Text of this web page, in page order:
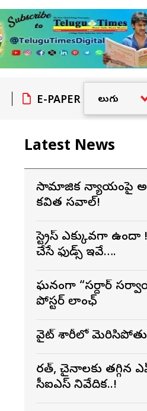
E-PAPER
Latest News
సామాజిక న్యాయంపై
కవిత సవాల్!
స్ట్రెస్ ఎక్కువగా ఉందా
చేసే ఫుడ్స్ ఇవే….
ఘనంగా “సర్దార్
పోస్టర్ లాంఛ్
వైట్ శారీలో
భారత్, చైనాలకు తగ్గిన
సీఐఎస్ నివేదిక..!